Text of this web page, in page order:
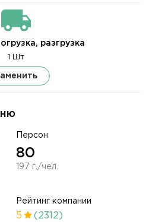
Персон
80
197 г./чел.
Рейтинг компании
5 (2312)
разгрузка
1 Шт